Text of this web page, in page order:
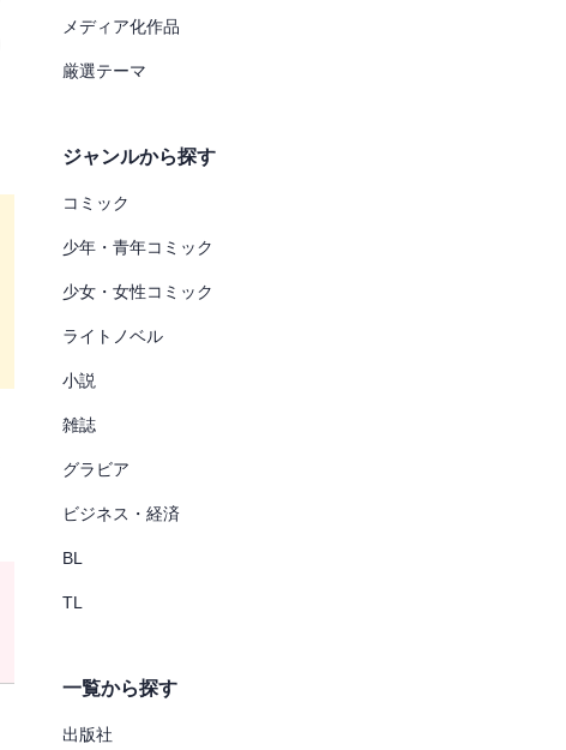
メディア化作品
厳選テーマ
ジャンルから探す
コミック
少年・青年コミック
少女・女性コミック
ライトノベル
小説
雑誌
グラビア
ビジネス・経済
BL
TL
一覧から探す
出版社